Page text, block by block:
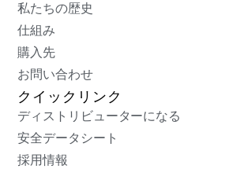
私たちの歴史
仕組み
購入先
お問い合わせ
クイックリンク
ディストリビューターになる
安全データシート
採用情報